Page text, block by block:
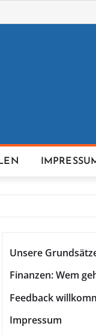
Unsere
Finanzen: Wem
Feedback
Impressum